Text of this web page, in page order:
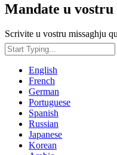
Mandate u vostru
Scrivite u vostru missaghju
English
French
German
Portuguese
Spanish
Russian
Japanese
Korean